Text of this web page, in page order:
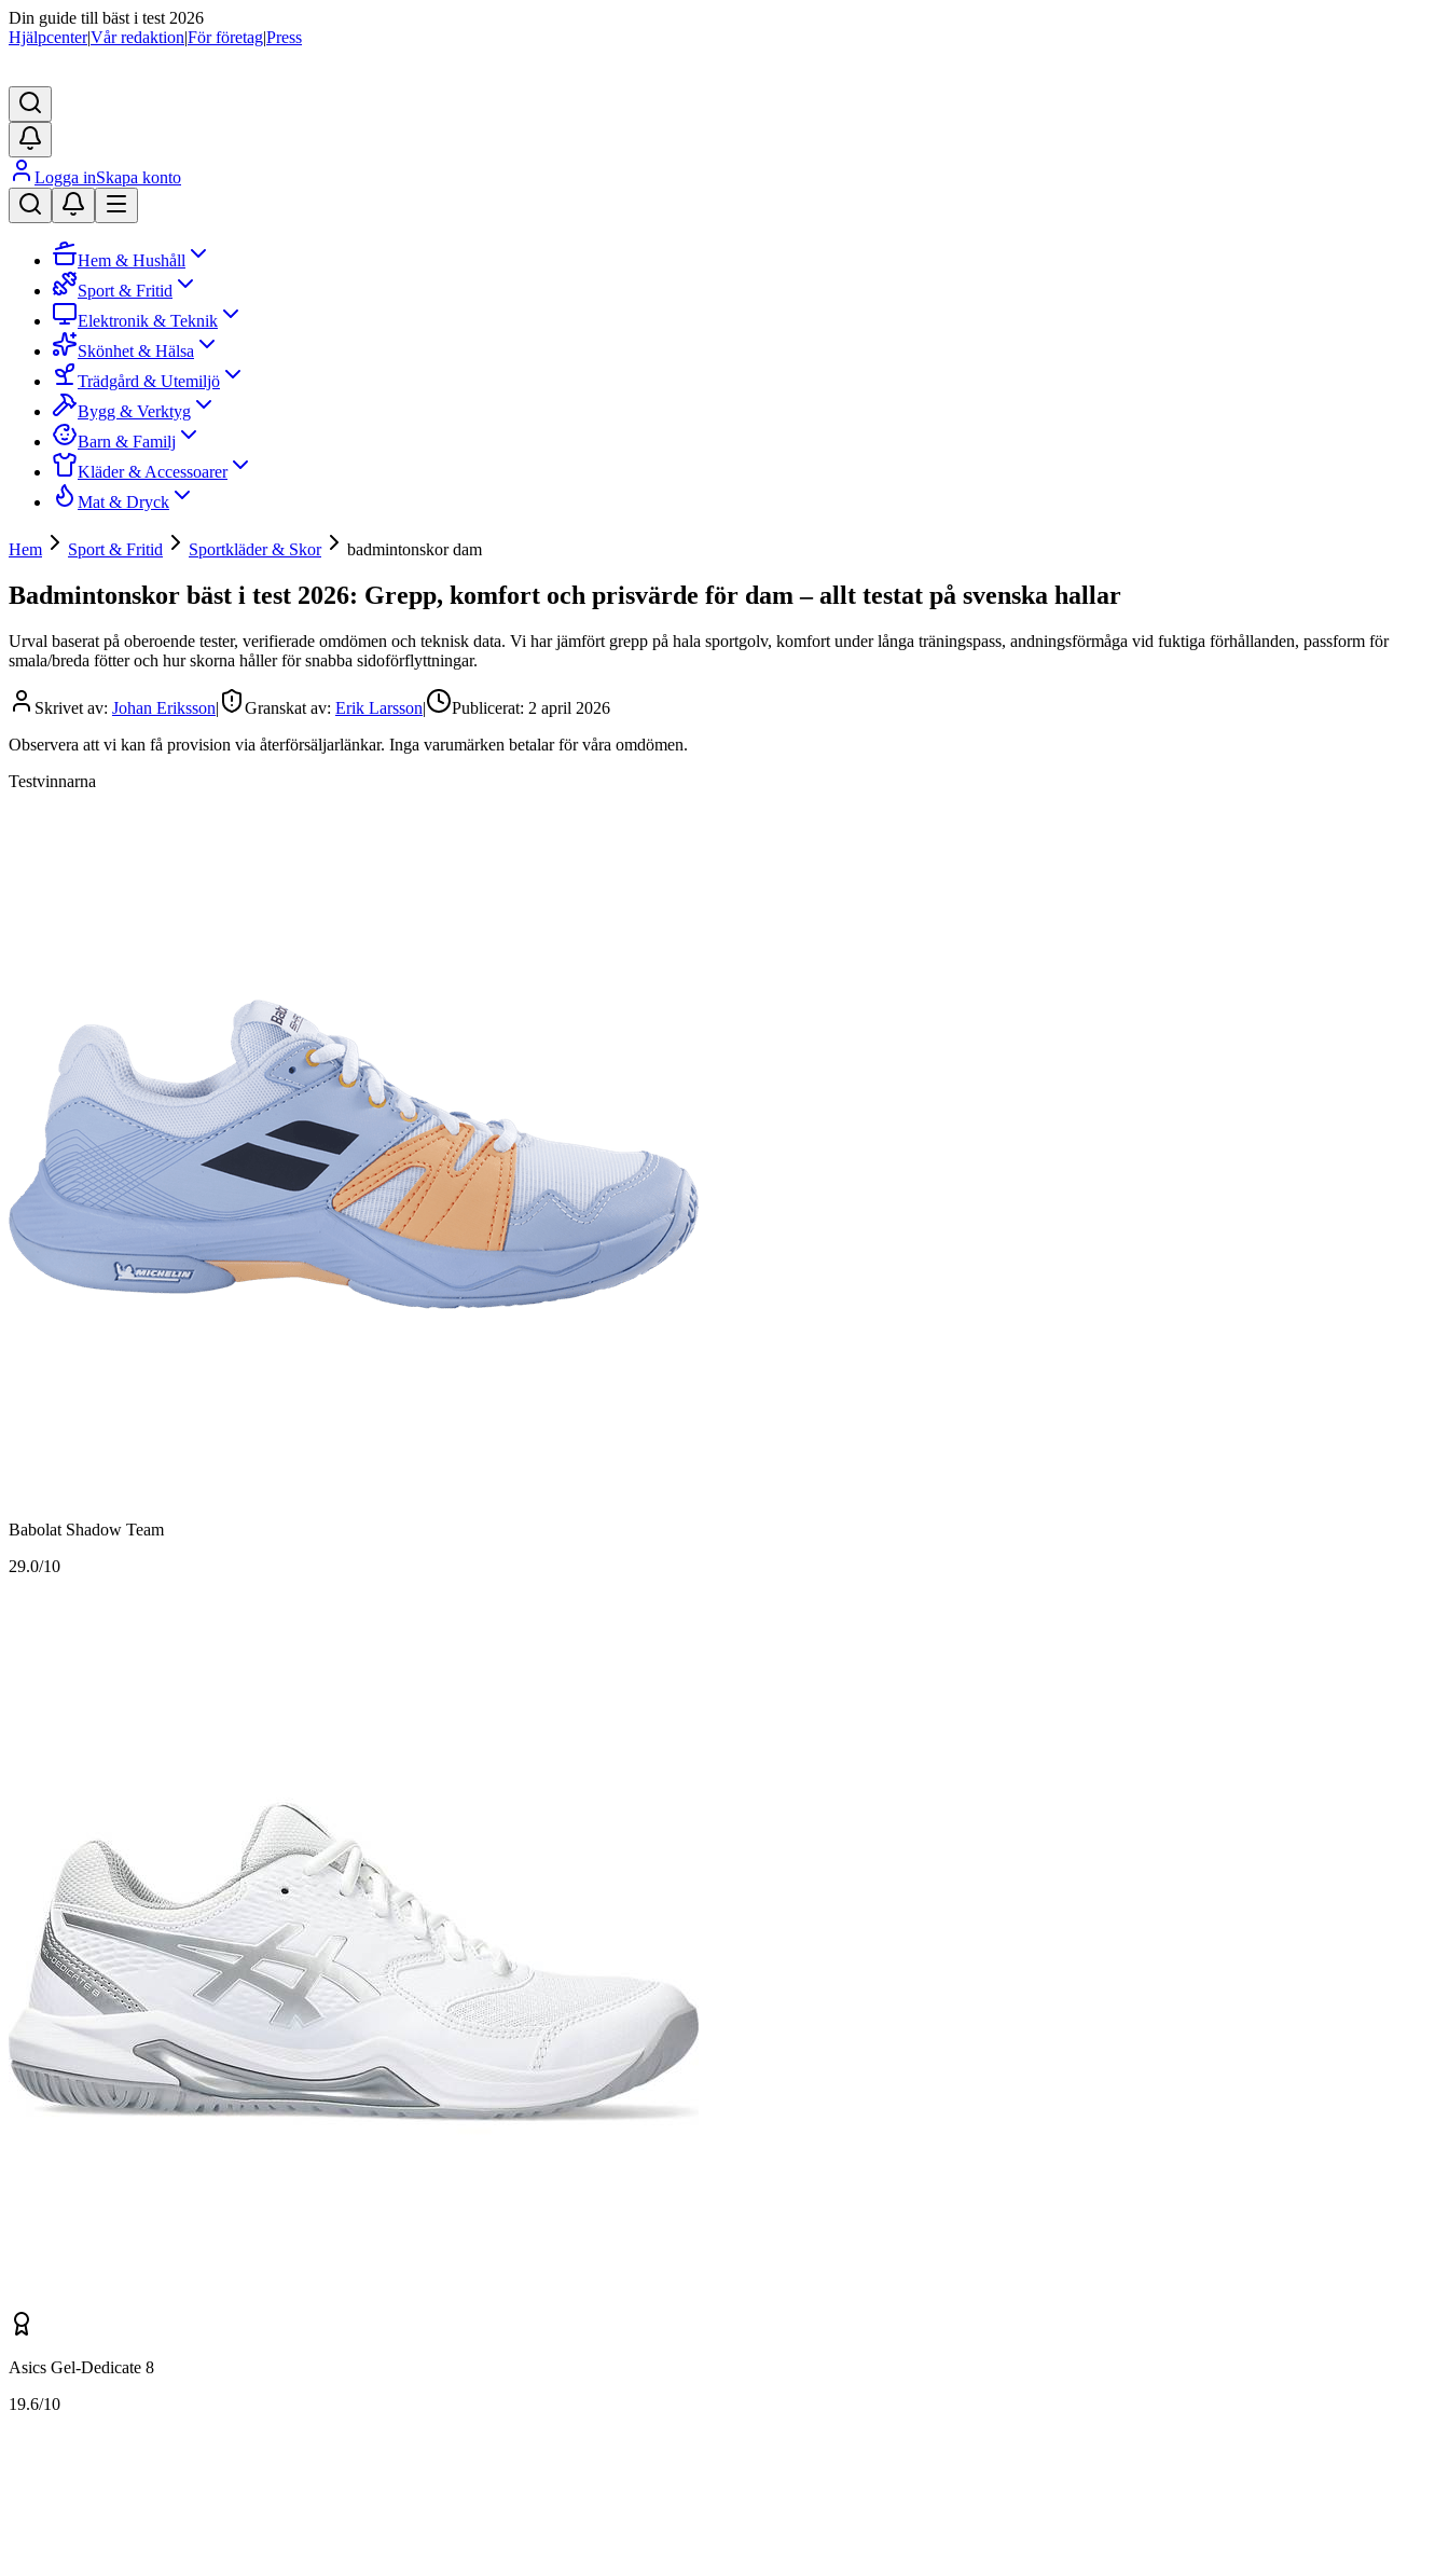
Din guide till bäst i test 2026
Hjälpcenter|Vår redaktion|För företag|Press
Logga inSkapa konto
Hem & Hushåll
Sport & Fritid
Elektronik & Teknik
Skönhet & Hälsa
Trädgård & Utemiljö
Bygg & Verktyg
Barn & Familj
Kläder & Accessoarer
Mat & Dryck
Hem Sport & Fritid Sportkläder & Skor badmintonskor dam
Badmintonskor bäst i test 2026: Grepp, komfort och prisvärde för dam – allt testat på svenska hallar
Urval baserat på oberoende tester, verifierade omdömen och teknisk data. Vi har jämfört grepp på hala sportgolv, komfort under långa träningspass, andningsförmåga vid fuktiga förhållanden, passform för
smala/breda fötter och hur skorna håller för snabba sidoförflyttningar.
Skrivet av: Johan Eriksson| Granskat av: Erik Larsson| Publicerat: 2 april 2026
Observera att vi kan få provision via återförsäljarlänkar. Inga varumärken betalar för våra omdömen.
Testvinnarna
Babolat Shadow Team
29.0/10
Asics Gel-Dedicate 8
19.6/10